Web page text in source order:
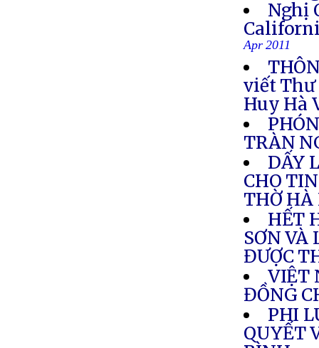
Nghị
Apr 2011
viết Thư
Huy Hà
TRÀN
DẤY
CHO
THỜ HÀ
HẾT
SƠN VÀ
ĐƯỢC
VIỆT
ĐỒNG
PHI
QUYẾT